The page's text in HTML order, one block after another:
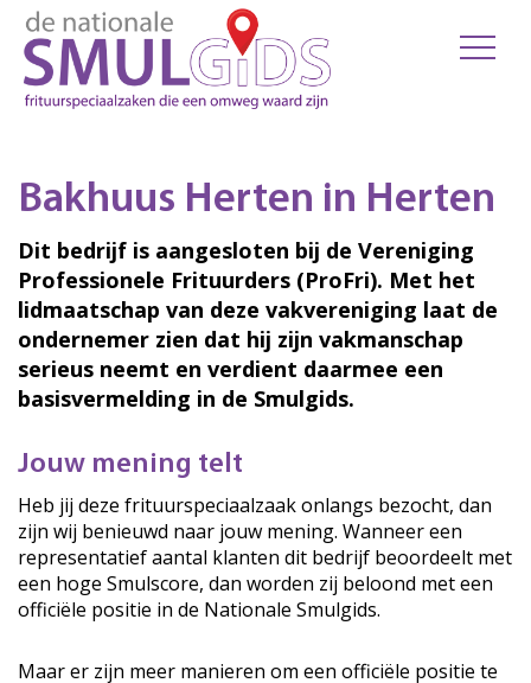
Bakhuus Herten in Herten
Dit bedrijf is aangesloten bij de Vereniging
Professionele Frituurders (ProFri). Met het
lidmaatschap van deze vakvereniging laat de
ondernemer zien dat hij zijn vakmanschap
serieus neemt en verdient daarmee een
basisvermelding in de Smulgids.
Jouw mening telt
Heb jij deze frituurspeciaalzaak onlangs bezocht, dan
zijn wij benieuwd naar jouw mening. Wanneer een
representatief aantal klanten dit bedrijf beoordeelt met
een hoge Smulscore, dan worden zij beloond met een
officiële positie in de Nationale Smulgids.
Maar er zijn meer manieren om een officiële positie te